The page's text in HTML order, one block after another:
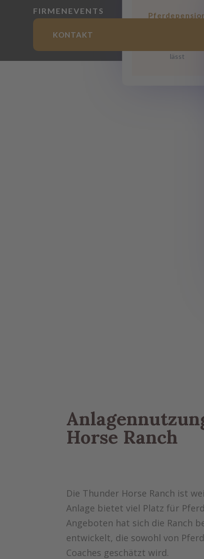
lässt
FIRMENEVENTS
KONTAKT
DER
Horse Ranch
Die Thunder Horse Ranch ist
Anlage bietet viel Platz für
Angeboten hat sich die Ranch
entwickelt, die sowohl von
Coaches geschätzt wird.